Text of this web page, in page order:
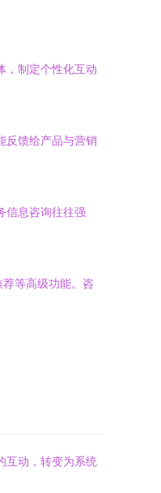
，制定个性化互动
反馈给产品与营销
信息咨询往往强
等高级功能。咨
互动，转变为系统